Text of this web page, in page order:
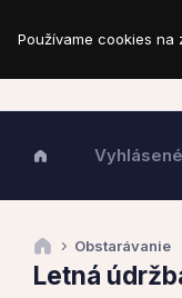
Vyhlásené
Obstarávanie
Letná
Používame cookies na